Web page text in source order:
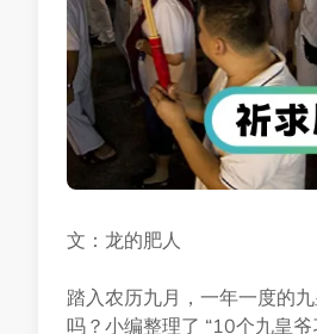
文：龙的肥人
踏入农历九月，一年一度的
吗？小编整理了 “10个九皇